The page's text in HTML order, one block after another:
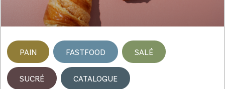
PAIN FASTFOOD SALÉ
SUCRÉ CATALOGUE